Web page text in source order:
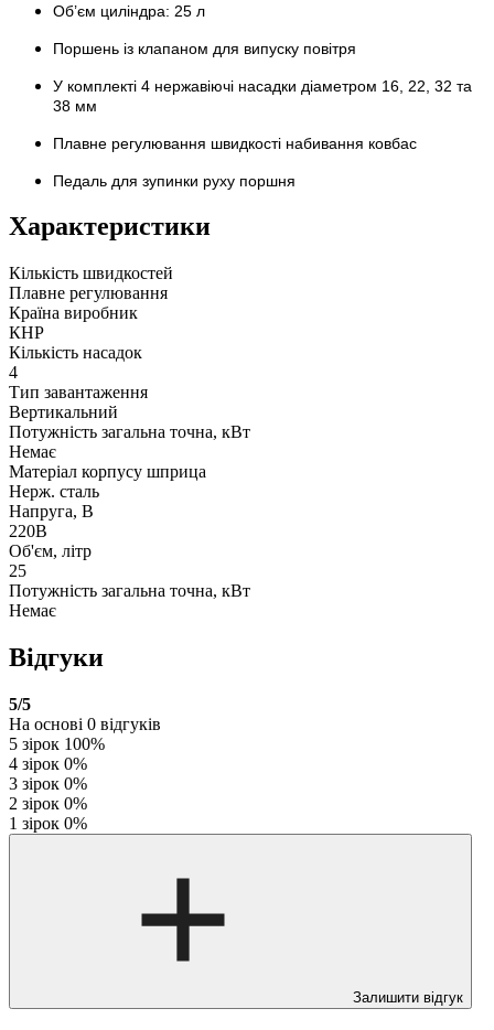
Об’єм циліндра: 25 л
Поршень із клапаном для випуску повітря
У комплекті 4 нержавіючі насадки діаметром 16, 22, 32 та
38 мм
Плавне регулювання швидкості набивання ковбас
Педаль для зупинки руху поршня
Характеристики
Кількість швидкостей
Плавне регулювання
Країна виробник
КНР
Кількість насадок
4
Тип завантаження
Вертикальний
Потужність загальна точна, кВт
Немає
Матеріал корпусу шприца
Нерж. сталь
Напруга, В
220В
Об'єм, літр
25
Потужність загальна точна, кВт
Немає
Відгуки
5/5
На основі 0 відгуків
5 зірок 100%
4 зірок 0%
3 зірок 0%
2 зірок 0%
1 зірок 0%
Залишити відгук